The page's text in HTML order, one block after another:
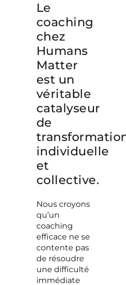
Le
coaching
chez
Humans
Matter
est un
véritable
catalyseur
de
individuelle
et
collective.
Nous croyons
qu’un
coaching
efficace ne se
contente pas
de résoudre
une difficulté
immédiate